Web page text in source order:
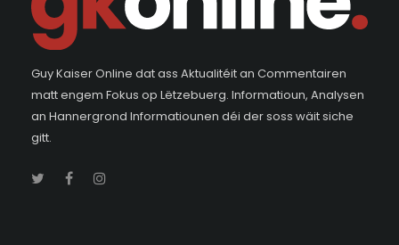
Guy Kaiser Online dat ass Aktualitéit an Commentairen
matt engem Fokus op Lëtzebuerg. Informatioun, Analysen
an Hannergrond Informatiounen déi der soss wäit siche
gitt.